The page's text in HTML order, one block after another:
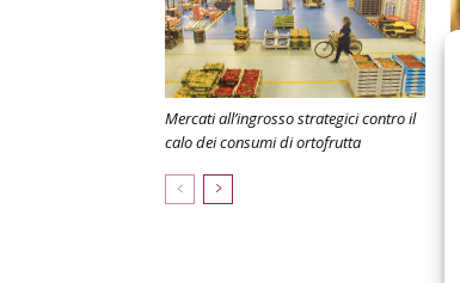
Mercati all’ingrosso strategici contro il
calo dei consumi di ortofrutta